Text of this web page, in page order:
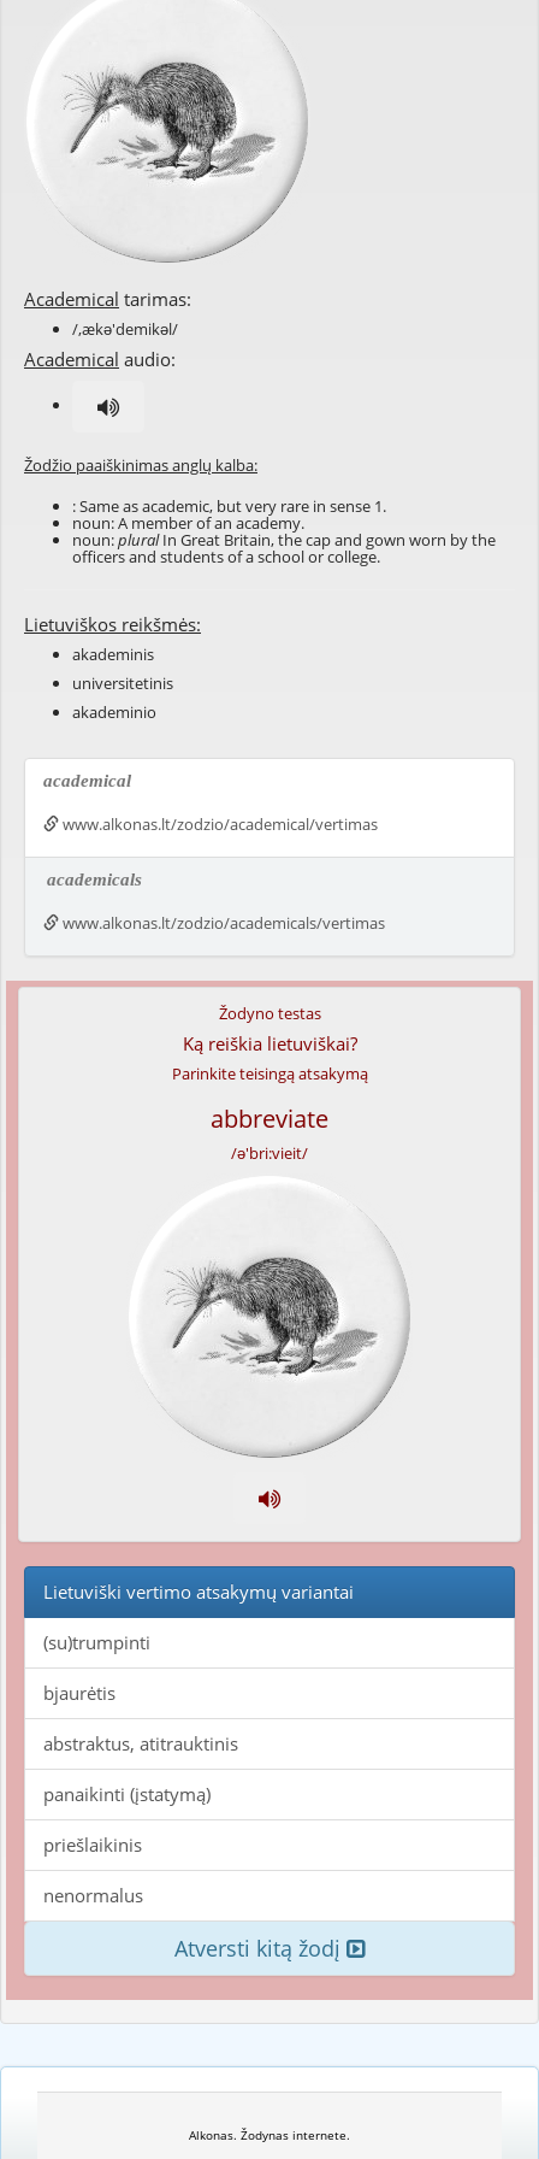
Academical tarimas:
/,ækə'demikəl/
Academical audio:
Žodžio paaiškinimas anglų kalba:
: Same asacademic, but very rare in sense 1.
noun: A member of an academy.
noun:pluralIn Great Britain, the cap and gown worn by the
officers and students of a school or college.
Lietuviškos reikšmės:
akademinis
universitetinis
akademinio
academical
www.alkonas.lt/zodzio/academical/vertimas
academicals
www.alkonas.lt/zodzio/academicals/vertimas
Žodyno testas
Ką reiškia lietuviškai?
Parinkite teisingą atsakymą
abbreviate
/ə'bri:vieit/
Lietuviški vertimo atsakymų variantai
(su)trumpinti
bjaurėtis
abstraktus, atitrauktinis
panaikinti (įstatymą)
priešlaikinis
nenormalus
Atversti kitą žodį
Alkonas. Žodynas internete.